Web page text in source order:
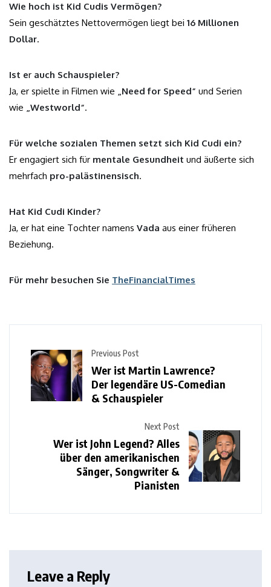
Wie hoch ist Kid Cudis Vermögen?
Sein geschätztes Nettovermögen liegt bei 16 Millionen
Dollar.
Ist er auch Schauspieler?
Ja, er spielte in Filmen wie „Need for Speed“ und Serien
wie „Westworld“.
Für welche sozialen Themen setzt sich Kid Cudi ein?
Er engagiert sich für mentale Gesundheit und äußerte sich
mehrfach pro-palästinensisch.
Hat Kid Cudi Kinder?
Ja, er hat eine Tochter namens Vada aus einer früheren
Beziehung.
Für mehr besuchen Sie TheFinancialTimes
Previous Post
Wer ist Martin Lawrence?
Der legendäre US-Comedian
& Schauspieler
Next Post
Wer ist John Legend? Alles
über den amerikanischen
Sänger, Songwriter &
Pianisten
Leave a Reply